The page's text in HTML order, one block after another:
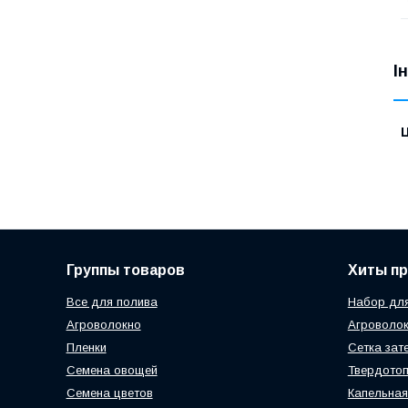
Группы товаров
Все для полива
Агроволокно
Пленки
Семена овощей
Семена цветов
Хиты
Набор
Сетка